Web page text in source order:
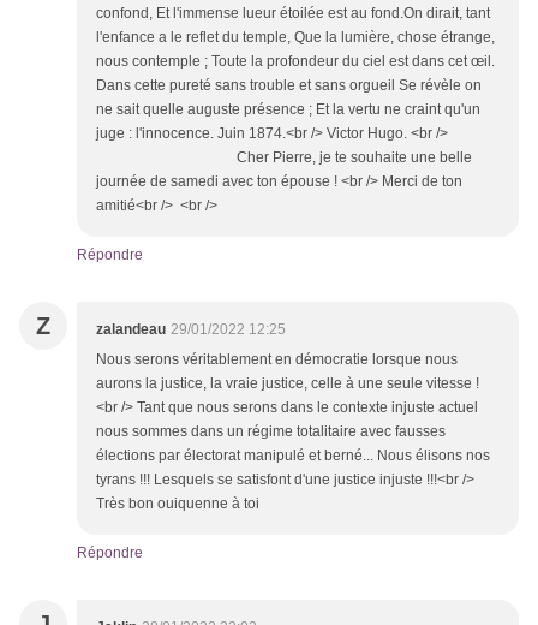
confond, Et l'immense lueur étoilée est au fond.On dirait, tant
l'enfance a le reflet du temple, Que la lumière, chose étrange,
nous contemple ; Toute la profondeur du ciel est dans cet œil.
Dans cette pureté sans trouble et sans orgueil Se révèle on
ne sait quelle auguste présence ; Et la vertu ne craint qu'un
juge : l'innocence. Juin 1874.<br /> Victor Hugo. <br />
Cher Pierre, je te souhaite une belle
journée de samedi avec ton épouse ! <br /> Merci de ton
amitié<br /> <br />
Répondre
Z zalandeau 29/01/2022 12:25
Nous serons véritablement en démocratie lorsque nous
aurons la justice, la vraie justice, celle à une seule vitesse !
<br /> Tant que nous serons dans le contexte injuste actuel
nous sommes dans un régime totalitaire avec fausses
élections par électorat manipulé et berné... Nous élisons nos
tyrans !!! Lesquels se satisfont d'une justice injuste !!!<br />
Très bon ouiquenne à toi
Répondre